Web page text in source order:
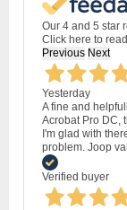
Our 4 and 5 star
Click here to
Previous Next
Yesterday
A fine and
Acrobat Pro DC,
I'm glad with
problem. Joop
Verified buyer